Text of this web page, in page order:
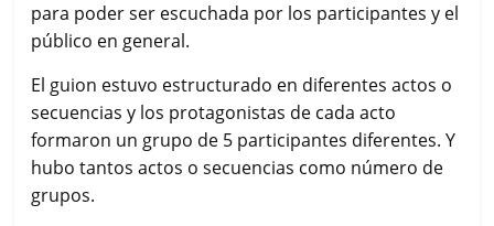
para poder ser escuchada por los participantes y el
público en general.
El guion estuvo estructurado en diferentes actos o
secuencias y los protagonistas de cada acto
formaron un grupo de 5 participantes diferentes. Y
hubo tantos actos o secuencias como número de
grupos.